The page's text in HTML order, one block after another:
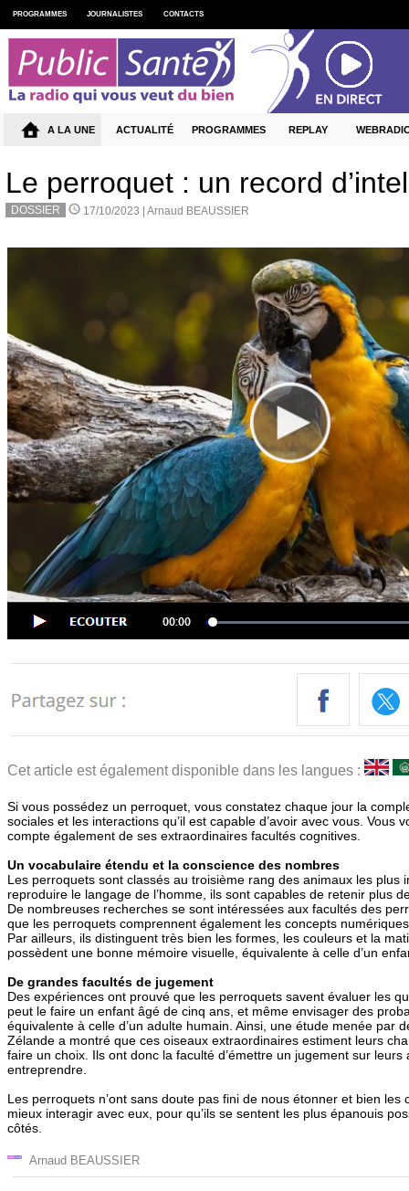
Le perroquet : un record
DOSSIER 17/10/2023 | Arnaud BEAUSSIER
Cet article est également disponible dans les langues :
Si vous possédez un perroquet, vous constatez chaque jour la
sociales et les interactions qu’il est capable d’avoir avec vous. Vous
compte également de ses extraordinaires facultés cognitives.
Un vocabulaire étendu et la conscience des nombres
Les perroquets sont classés au troisième rang des animaux les plus
reproduire le langage de l’homme, ils sont capables de retenir plus
De nombreuses recherches se sont intéressées aux facultés des
que les perroquets comprennent également les concepts
Par ailleurs, ils distinguent très bien les formes, les couleurs et la
possèdent une bonne mémoire visuelle, équivalente à celle d’un
De grandes facultés de jugement
Des expériences ont prouvé que les perroquets savent évaluer les
peut le faire un enfant âgé de cinq ans, et même envisager des
équivalente à celle d’un adulte humain. Ainsi, une étude menée par
Zélande a montré que ces oiseaux extraordinaires estiment leurs
faire un choix. Ils ont donc la faculté d’émettre un jugement sur leurs
entreprendre.
Les perroquets n’ont sans doute pas fini de nous étonner et bien les
mieux interagir avec eux, pour qu’ils se sentent les plus épanouis
côtés.
Arnaud BEAUSSIER
PROGRAMMES JOURNALISTES CONTACTS
A LA UNE ACTUALITÉ PROGRAMMES REPLAY